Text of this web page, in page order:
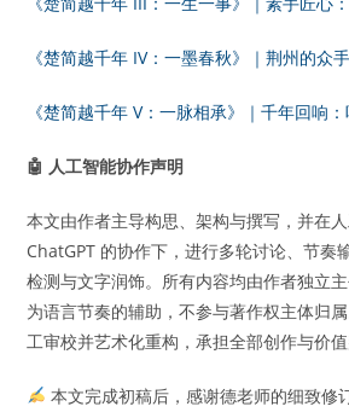
《楚简越千年 IV：一墨春秋》｜荆州的众
《楚简越千年 V：一脉相承》｜千年回响
🤖 人工智能协作声明
本文由作者主导构思、架构与撰写，并在
ChatGPT 的协作下，进行多轮讨论、节奏
检测与文字润饰。所有内容均由作者独立
为语言节奏的辅助，不参与著作权主体归
工审校并艺术化重构，承担全部创作与价值
本文完成初稿后，感谢德老师的细致修